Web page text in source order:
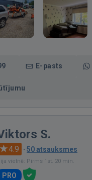
E-pasts
S.
4.9 · 50 atsauksmes
vietnē: Pirms 1st. 20 min.
PRO